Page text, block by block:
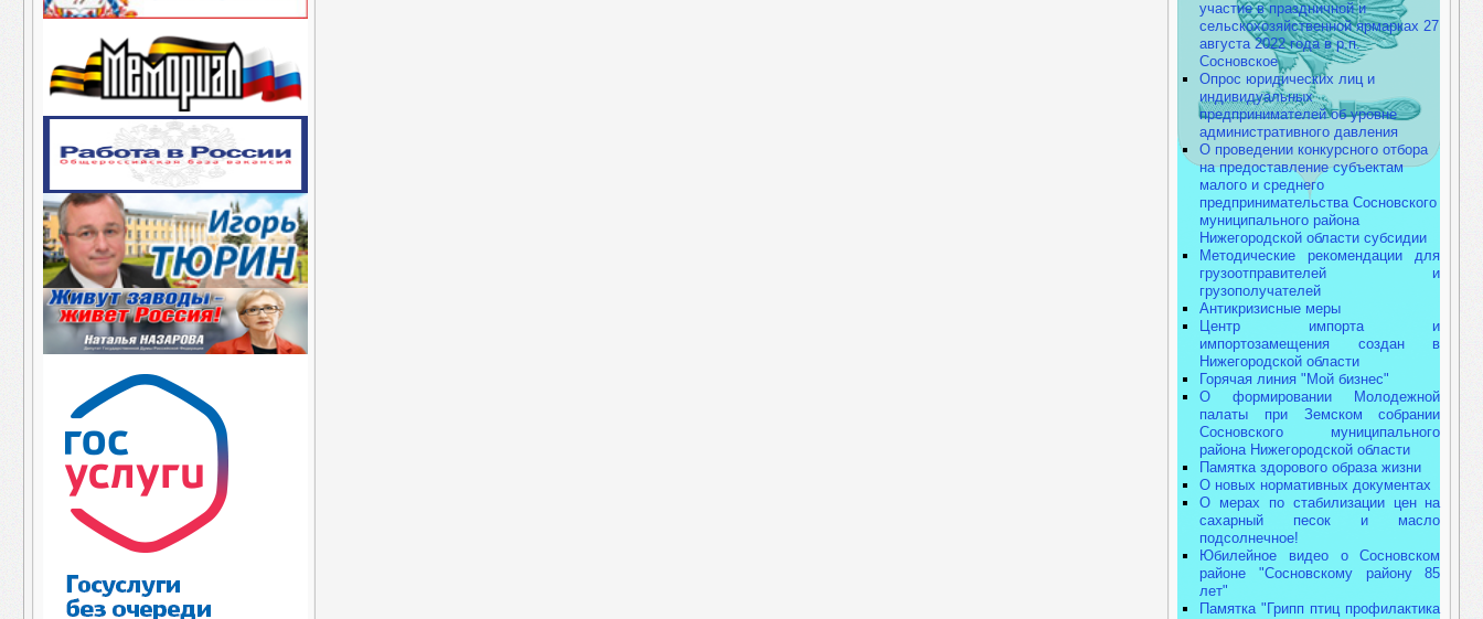
участие в праздничной и
сельскохозяйственной ярмарках 27
августа 2022 года в р.п.
Сосновское
Опрос юридических лиц и
индивидуальных
предпринимателей об уровне
административного давления
О проведении конкурсного отбора
на предоставление субъектам
малого и среднего
предпринимательства Сосновского
муниципального района
Нижегородской области субсидии
Методические рекомендации для
грузоотправителей и
грузополучателей
Антикризисные меры
Центр импорта и
импортозамещения создан в
Нижегородской области
Горячая линия "Мой бизнес"
О формировании Молодежной
палаты при Земском собрании
Сосновского муниципального
района Нижегородской области
Памятка здорового образа жизни
О новых нормативных документах
О мерах по стабилизации цен на
сахарный песок и масло
подсолнечное!
Юбилейное видео о Сосновском
районе "Сосновскому району 85
лет"
Памятка "Грипп птиц профилактика